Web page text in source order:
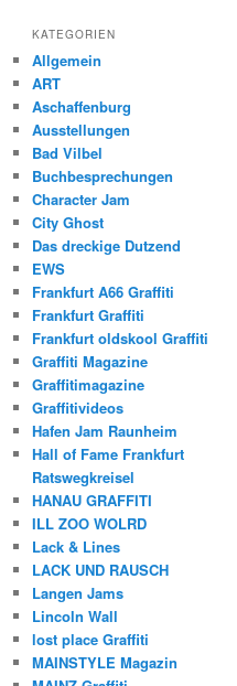
KATEGORIEN
Allgemein
ART
Aschaffenburg
Ausstellungen
Bad Vilbel
Buchbesprechungen
Character Jam
City Ghost
Das dreckige Dutzend
EWS
Frankfurt A66 Graffiti
Frankfurt Graffiti
Frankfurt oldskool Graffiti
Graffiti Magazine
Graffitimagazine
Graffitivideos
Hafen Jam Raunheim
Hall of Fame Frankfurt
Ratswegkreisel
HANAU GRAFFITI
ILL ZOO WOLRD
Lack & Lines
LACK UND RAUSCH
Langen Jams
Lincoln Wall
lost place Graffiti
MAINSTYLE Magazin